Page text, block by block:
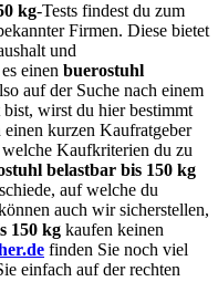
kg-Tests findest du zum
Firmen. Diese bietet
und
einen buerostuhl
auf der Suche nach einem
bist, wirst du hier bestimmt
kurzen Kaufratgeber
Kaufkriterien du zu
belastbar bis 150 kg
auf welche du
auch wir sicherstellen,
150 kg kaufen keinen
finden Sie noch viel
einfach auf der rechten